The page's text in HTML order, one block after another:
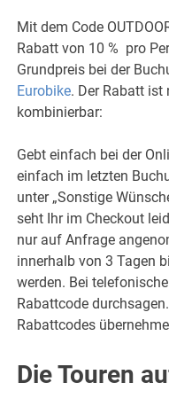
Mit dem Code
Rabatt von 10 % pro
Grundpreis bei der
Eurobike. Der Rabatt ist
kombinierbar:
Gebt einfach bei der
einfach im letzten
unter „Sonstige
seht Ihr im Checkout
nur auf Anfrage
innerhalb von 3 Tagen
werden. Bei
Rabattcode
Rabattcodes
Die Touren